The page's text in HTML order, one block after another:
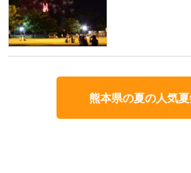
熊本県の夏の人気